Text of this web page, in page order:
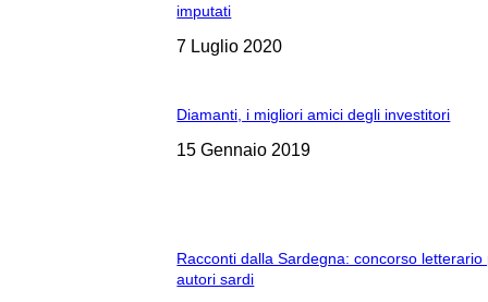
imputati
7 Luglio 2020
Diamanti, i migliori amici degli investitori
15 Gennaio 2019
Racconti dalla Sardegna: concorso letterario
autori sardi